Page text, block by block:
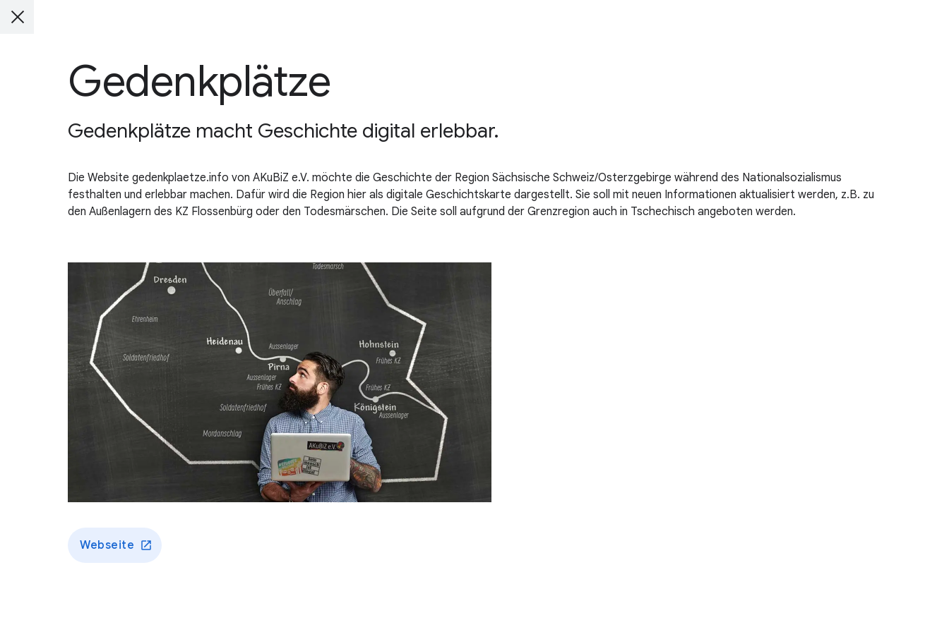
Gedenkplätze
Gedenkplätze macht Geschichte digital erlebbar.
Die Website gedenkplaetze.info von AKuBiZ e.V. möchte die Geschichte der Region Sächsische Schweiz/Osterzgebirge während des Nationalsozialismus
festhalten und erlebbar machen. Dafür wird die Region hier als digitale Geschichtskarte dargestellt. Sie soll mit neuen Informationen aktualisiert werden, z.B. zu
den Außenlagern des KZ Flossenbürg oder den Todesmärschen. Die Seite soll aufgrund der Grenzregion auch in Tschechisch angeboten werden.
Webseite